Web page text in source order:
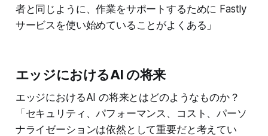
者と同じように、作業をサポートするために Fastly
サービスを使い始めていることがよくある」
エッジにおけるAI の将来
エッジにおけるAI の将来とはどのようなものか？
「セキュリティ、パフォーマンス、コスト、パーソ
ナライゼーションは依然として重要だと考えてい